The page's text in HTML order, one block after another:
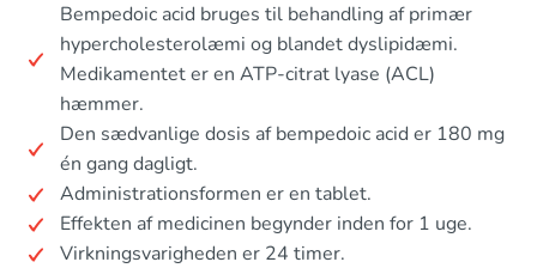
Bempedoic acid bruges til behandling af primær
hypercholesterolæmi og blandet dyslipidæmi.
Medikamentet er en ATP-citrat lyase (ACL)
hæmmer.
Den sædvanlige dosis af bempedoic acid er 180 mg
én gang dagligt.
Administrationsformen er en tablet.
Effekten af medicinen begynder inden for 1 uge.
Virkningsvarigheden er 24 timer.